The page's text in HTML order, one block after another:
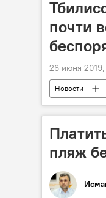
почти
26 июня 2019,
Новости
пляж